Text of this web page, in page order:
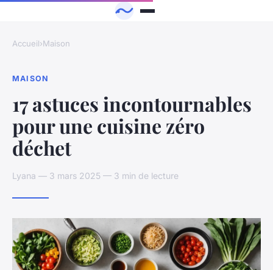
Accueil›Maison
MAISON
17 astuces incontournables
pour une cuisine zéro
déchet
Lyana — 3 mars 2025 — 3 min de lecture